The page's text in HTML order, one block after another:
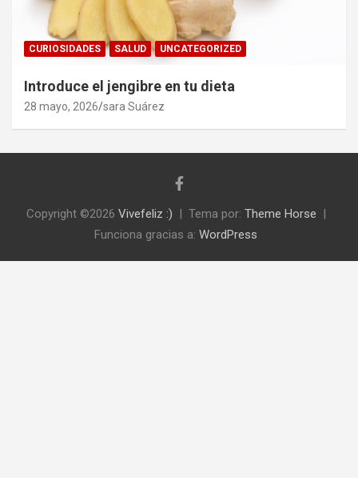
CURIOSIDADES SALUD UNCATEGORIZED
Introduce el jengibre en tu dieta
28 mayo, 2026 sara Suárez
Copyright ©2026 Vivefeliz :) Tema por: Theme Horse
Funciona gracias a: WordPress